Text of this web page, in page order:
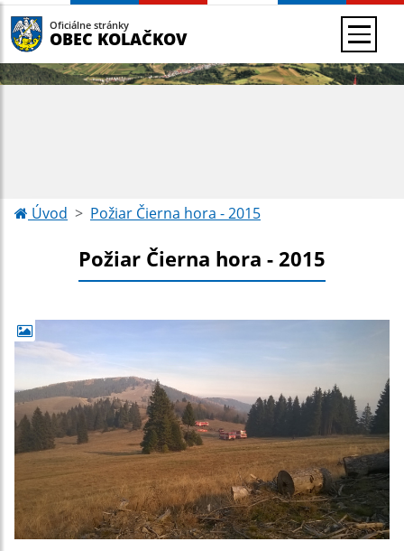
Oficiálne stránky
OBEC KOLAČKOV
Úvod Požiar Čierna hora - 2015
Požiar Čierna hora - 2015